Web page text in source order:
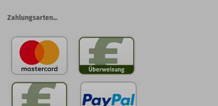
Zahlungsarten...